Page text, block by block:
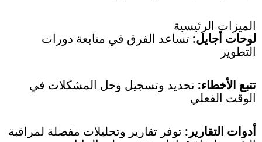
الميزات الرئيسية
لوحات أجايل: تساعد الفرق في متابعة دورات
التطوير
تتبع الأخطاء: تحديد وتسجيل وحل المشكلات في
الوقت الفعلي
أدوات التقارير: توفر تقارير وتحليلات مفصلة لمراقبة